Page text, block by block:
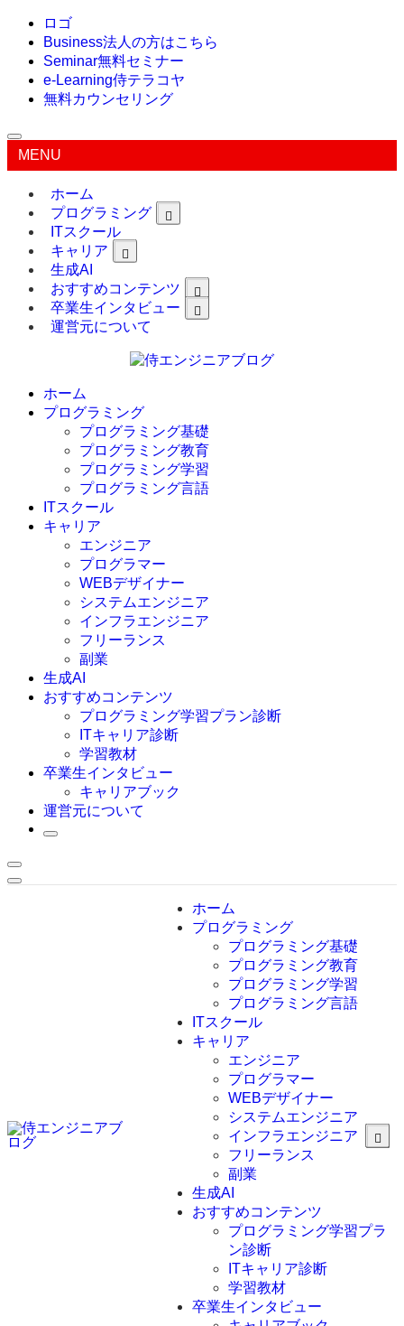
ロゴ
Business法人の方はこちら
Seminar無料セミナー
e-Learning侍テラコヤ
無料カウンセリング
MENU
ホーム
プログラミング
ITスクール
キャリア
生成AI
おすすめコンテンツ
卒業生インタビュー
運営元について
ホーム
プログラミング
プログラミング基礎
プログラミング教育
プログラミング学習
プログラミング言語
C言語
C#
VBA
Go言語
Kotlin
Java
JavaScript
Swift
Ruby
その他言語
ITスクール
キャリア
エンジニア
プログラマー
WEBデザイナー
システムエンジニア
インフラエンジニア
フリーランス
副業
生成AI
おすすめコンテンツ
プログラミング学習プラン診断
ITキャリア診断
学習教材
卒業生インタビュー
キャリアブック
運営元について
ホーム
プログラミング
プログラミング基礎
プログラミング教育
プログラミング学習
プログラミング言語
C言語
C#
VBA
Go言語
Kotlin
Java
JavaScript
Swift
Ruby
ITスクール
キャリア
エンジニア
プログラマー
WEBデザイナー
システムエンジニア
インフラエンジニア
フリーランス
副業
生成AI
おすすめコンテンツ
プログラミング学習プラ
ン診断
ITキャリア診断
学習教材
卒業生インタビュー